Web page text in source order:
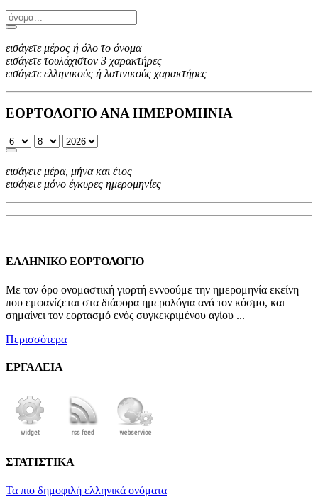
εισάγετε μέρος ή όλο το όνομα
εισάγετε τουλάχιστον 3 χαρακτήρες
εισάγετε ελληνικούς ή λατινικούς χαρακτήρες
ΕΟΡΤΟΛΟΓΙΟ ΑΝΑ ΗΜΕΡΟΜΗΝΙΑ
εισάγετε μέρα, μήνα και έτος
εισάγετε μόνο έγκυρες ημερομηνίες
ΕΛΛΗΝΙΚΟ ΕΟΡΤΟΛΟΓΙΟ
Με τον όρο ονομαστική γιορτή εννοούμε την ημερομηνία εκείνη
που εμφανίζεται στα διάφορα ημερολόγια ανά τον κόσμο, και
σημαίνει τον εορτασμό ενός συγκεκριμένου αγίου ...
Περισσότερα
ΕΡΓΑΛΕΙΑ
ΣΤΑΤΙΣΤΙΚΑ
Τα πιο δημοφιλή ελληνικά ονόματα